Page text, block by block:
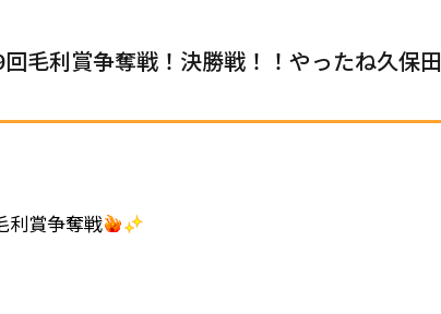
毛利賞争奪戦！決勝戦！！やったね久保田
利賞争奪戦